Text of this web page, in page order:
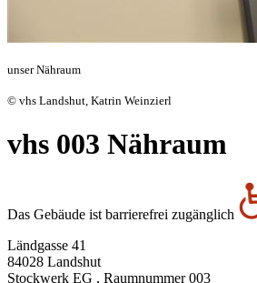
unser Nähraum
© vhs Landshut, Katrin Weinzierl
vhs 003 Nähraum
Das Gebäude ist barrierefrei zugänglich
Ländgasse 41
84028 Landshut
Stockwerk EG , Raumnummer 003